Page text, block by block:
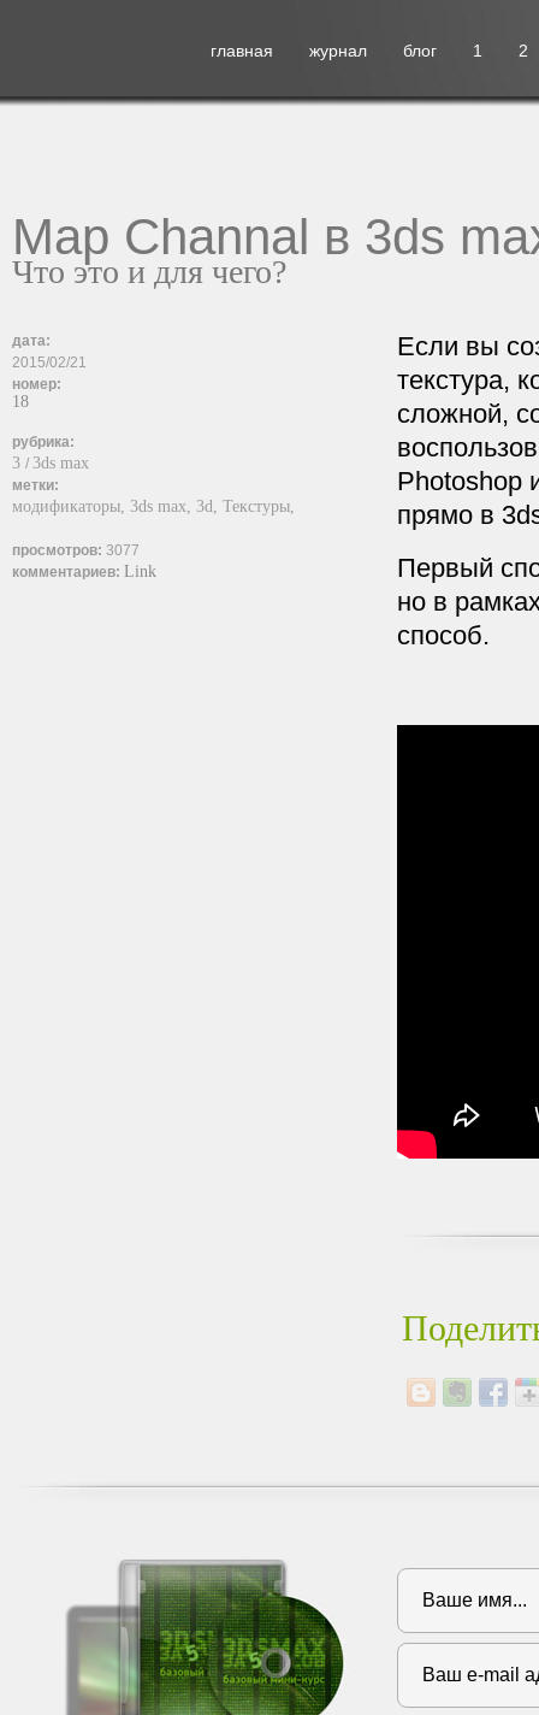
главная журнал блог 1 2
Map Channal в 3ds
Что это и для чего?
дата:
2015/02/21
номер:
18
рубрика:
3 / 3ds max
метки:
модификаторы, 3ds max, 3d, Текстуры,
просмотров: 3077
комментариев: Link
Если вы
текстура,
сложной,
Photoshop
прямо в
Первый
но в
способ.